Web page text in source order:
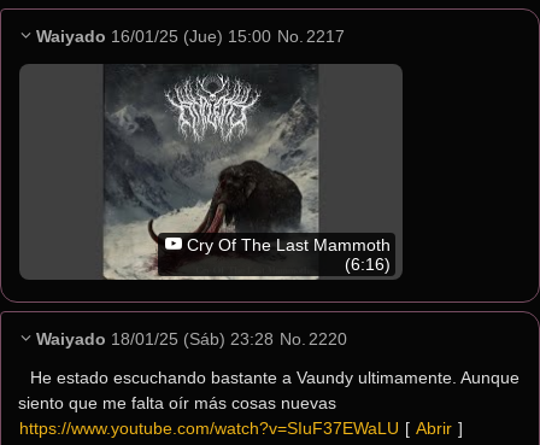
Waiyado 16/01/25 (Jue) 15:00 No. 2217
Cry Of The Last Mammoth
(6:16)
Waiyado 18/01/25 (Sáb) 23:28 No. 2220
He estado escuchando bastante a Vaundy ultimamente. Aunque
siento que me falta oír más cosas nuevas
https://www.youtube.com/watch?v=SIuF37EWaLU [ Abrir ]